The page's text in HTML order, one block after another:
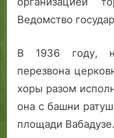
Ведомство
В 1936 году,
перезвона
хоры разом
она с башни
площади Вабадузе.